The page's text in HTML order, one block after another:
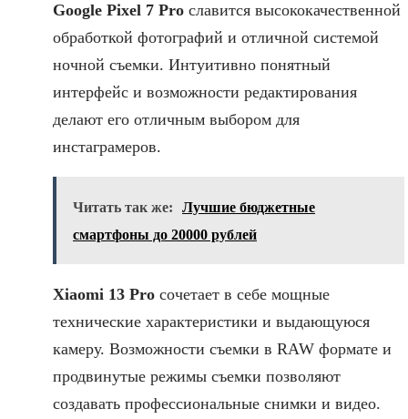
Google Pixel 7 Pro славится высококачественной
обработкой фотографий и отличной системой
ночной съемки. Интуитивно понятный
интерфейс и возможности редактирования
делают его отличным выбором для
инстаграмеров.
Читать так же:
Лучшие бюджетные
смартфоны до 20000 рублей
Xiaomi 13 Pro сочетает в себе мощные
технические характеристики и выдающуюся
камеру. Возможности съемки в RAW формате и
продвинутые режимы съемки позволяют
создавать профессиональные снимки и видео.